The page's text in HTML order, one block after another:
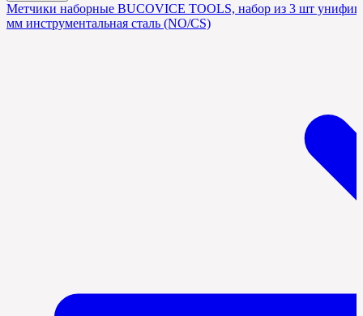
Метчики наборные BUCOVICE TOOLS, набор из 3 шт
мм инструментальная сталь (NO/CS)